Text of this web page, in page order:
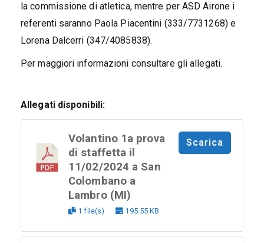
la commissione di atletica, mentre per ASD Airone i
referenti saranno Paola Piacentini (333/7731268) e
Lorena Dalcerri (347/4085838).
Per maggiori informazioni consultare gli allegati.
Allegati disponibili:
Volantino 1a prova
di staffetta il
11/02/2024 a San
Colombano a
Lambro (MI)
1 file(s) 195.55 KB
Scarica